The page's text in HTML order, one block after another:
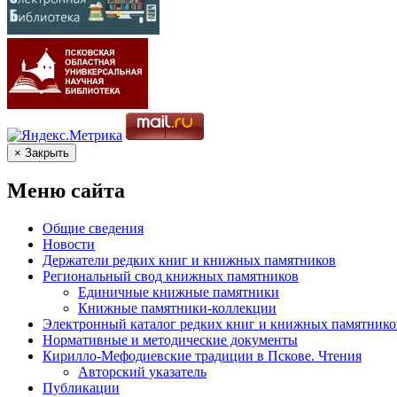
× Закрыть
Меню сайта
Общие сведения
Новости
Держатели редких книг и книжных памятников
Региональный свод книжных памятников
Единичные книжные памятники
Книжные памятники-коллекции
Электронный каталог редких книг и книжных
Нормативные и методические документы
Кирилло-Мефодиевские традиции в Пскове. Чтения
Авторский указатель
Публикации